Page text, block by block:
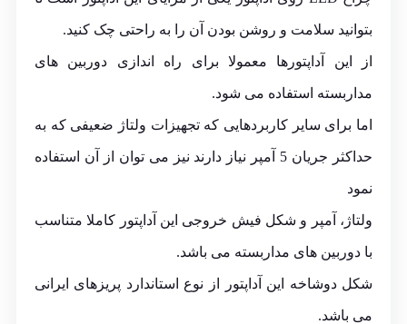
بتوانید سلامت و روشن بودن آن را به راحتی چک کنید.
از این آداپتورها معمولا برای راه اندازی دوربین های
مداربسته استفاده می شود.
اما برای سایر کاربردهایی که تجهیزات ولتاژ ضعیفی که به
حداکثر جریان 5 آمپر نیاز دارند نیز می توان از آن استفاده
نمود
ولتاژ، آمپر و شکل فیش خروجی این آداپتور کاملا متناسب
با دوربین های مداربسته می باشد.
شکل دوشاخه این آداپتور از نوع استاندارد پریزهای ایرانی
می باشد.